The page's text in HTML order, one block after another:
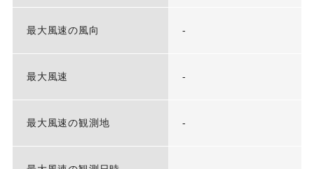
最大風速の風向 -
最大風速 -
最大風速の観測地 -